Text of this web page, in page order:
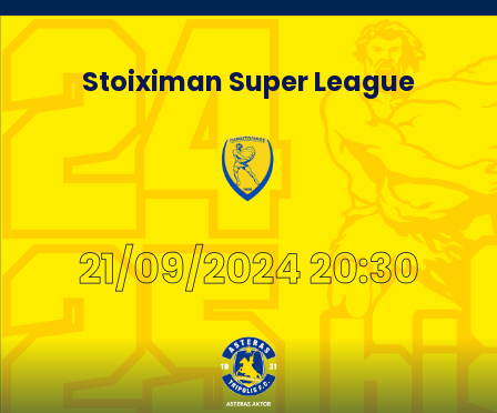
Stoiximan Super League
21/09/2024 20:30